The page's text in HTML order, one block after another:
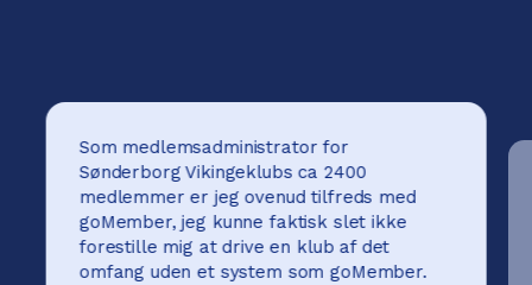
Som medlemsadministrator for
Sønderborg Vikingeklubs ca 2400
medlemmer er jeg ovenud tilfreds med
goMember, jeg kunne faktisk slet ikke
forestille mig at drive en klub af det
omfang uden et system som goMember.